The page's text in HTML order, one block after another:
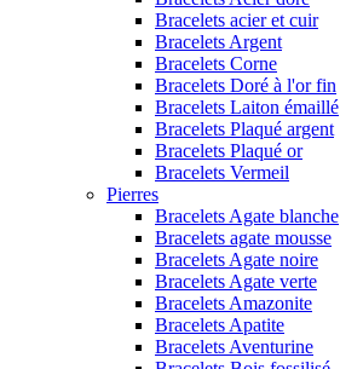
Bracelets acier et cuir
Bracelets Argent
Bracelets Corne
Bracelets Doré à l'or fin
Bracelets Laiton émaillé
Bracelets Plaqué argent
Bracelets Plaqué or
Bracelets Vermeil
Pierres
Bracelets Agate blanche
Bracelets agate mousse
Bracelets Agate noire
Bracelets Agate verte
Bracelets Amazonite
Bracelets Apatite
Bracelets Aventurine